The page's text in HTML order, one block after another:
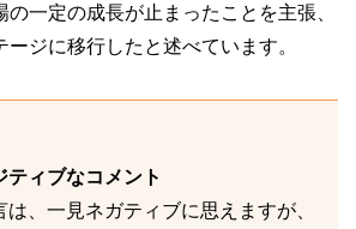
の一定の成長が止まったことを主張、
ジに移行したと述べています。
ティブなコメント
、一見ネガティブに思えますが、